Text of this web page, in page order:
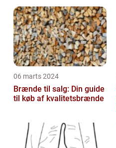
06 marts 2024
Brænde til salg: Din guide
til køb af kvalitetsbrænde